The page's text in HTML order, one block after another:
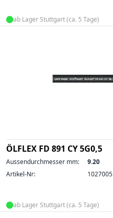
ab Lager Stuttgart (ca. 5 Tage)
ÖLFLEX FD 891 CY 5G0,5
Aussendurchmesser mm:
9.20
Artikel-Nr:
1027005
ab Lager Stuttgart (ca. 5 Tage)